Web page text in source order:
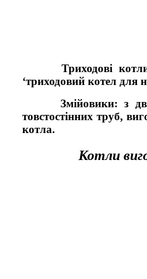
Триходові котли на
‘триходовий котел для
Змійовики: з двома
товстостінних труб,
котла.
Котли